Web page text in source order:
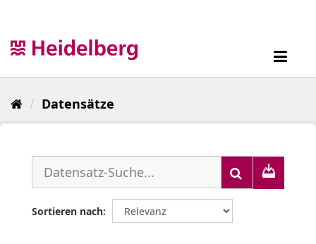
Datensätze
Sortieren nach